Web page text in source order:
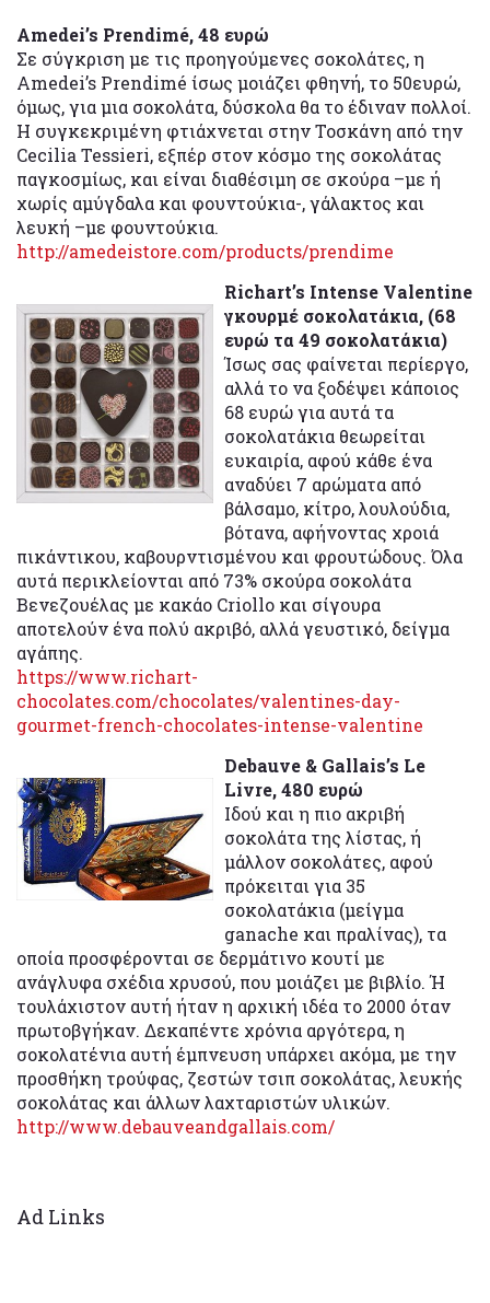
Amedei’s Prendimé, 48 ευρώ
Σε σύγκριση με τις προηγούμενες σοκολάτες, η
Amedei’s Prendimé ίσως μοιάζει φθηνή, το 50ευρώ,
όμως, για μια σοκολάτα, δύσκολα θα το έδιναν πολλοί.
Η συγκεκριμένη φτιάχνεται στην Τοσκάνη από την
Cecilia Tessieri, εξπέρ στον κόσμο της σοκολάτας
παγκοσμίως, και είναι διαθέσιμη σε σκούρα –με ή
χωρίς αμύγδαλα και φουντούκια-, γάλακτος και
λευκή –με φουντούκια.
http://amedeistore.com/products/prendime
Richart’s Intense Valentine
γκουρμέ σοκολατάκια, (68
ευρώ τα 49 σοκολατάκια)
Ίσως σας φαίνεται περίεργο,
αλλά το να ξοδέψει κάποιος
68 ευρώ για αυτά τα
σοκολατάκια θεωρείται
ευκαιρία, αφού κάθε ένα
αναδύει 7 αρώματα από
βάλσαμο, κίτρο, λουλούδια,
βότανα, αφήνοντας χροιά
πικάντικου, καβουρντισμένου και φρουτώδους. Όλα
αυτά περικλείονται από 73% σκούρα σοκολάτα
Βενεζουέλας με κακάο Criollo και σίγουρα
αποτελούν ένα πολύ ακριβό, αλλά γευστικό, δείγμα
αγάπης.
https://www.richart-
chocolates.com/chocolates/valentines-day-
gourmet-french-chocolates-intense-valentine
Debauve & Gallais’s Le
Livre, 480 ευρώ
Ιδού και η πιο ακριβή
σοκολάτα της λίστας, ή
μάλλον σοκολάτες, αφού
πρόκειται για 35
σοκολατάκια (μείγμα
ganache και πραλίνας), τα
οποία προσφέρονται σε δερμάτινο κουτί με
ανάγλυφα σχέδια χρυσού, που μοιάζει με βιβλίο. Ή
τουλάχιστον αυτή ήταν η αρχική ιδέα το 2000 όταν
πρωτοβγήκαν. Δεκαπέντε χρόνια αργότερα, η
σοκολατένια αυτή έμπνευση υπάρχει ακόμα, με την
προσθήκη τρούφας, ζεστών τσιπ σοκολάτας, λευκής
σοκολάτας και άλλων λαχταριστών υλικών.
http://www.debauveandgallais.com/
Ad Links